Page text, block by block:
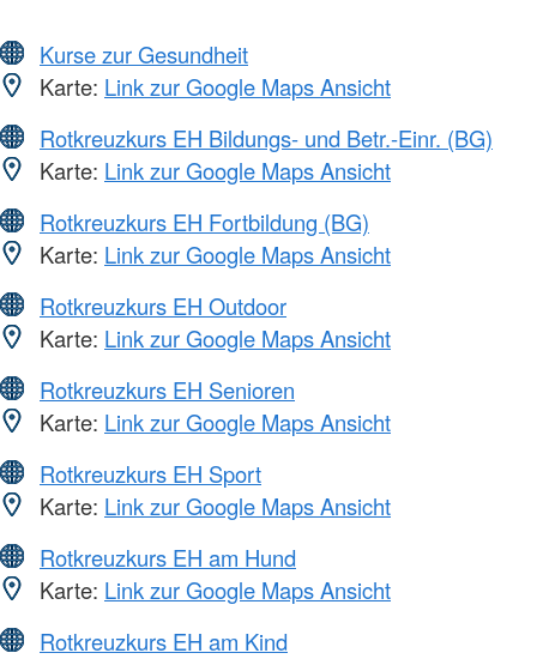
Kurse zur Gesundheit
Karte: Link zur Google Maps Ansicht
Rotkreuzkurs EH Bildungs- und Betr.-Einr. (BG)
Karte: Link zur Google Maps Ansicht
Rotkreuzkurs EH Fortbildung (BG)
Karte: Link zur Google Maps Ansicht
Rotkreuzkurs EH Outdoor
Karte: Link zur Google Maps Ansicht
Rotkreuzkurs EH Senioren
Karte: Link zur Google Maps Ansicht
Rotkreuzkurs EH Sport
Karte: Link zur Google Maps Ansicht
Rotkreuzkurs EH am Hund
Karte: Link zur Google Maps Ansicht
Rotkreuzkurs EH am Kind